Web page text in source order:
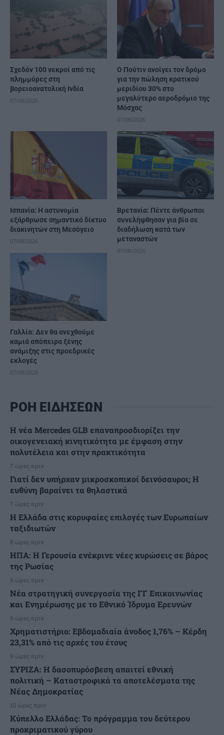
Σχεδόν 100 νεκροί από τις
πλημμύρες στη
βορειοανατολική Ινδία
07/08/2026
Ο Πούτιν ανοίγει τον δρόμο
για την πώληση κρατικού
μεριδίου 30% στο
μεγαλύτερο αεροδρόμιο της
Μόσχας
07/08/2026
Ισπανία: Η αστυνομία
εξάρθρωσε σημαντικό δίκτυο
διακινητών στη Μεσόγειο
07/08/2026
Βρετανία: Πέντε άνθρωποι
συνελήφθησαν για βία σε
διαδήλωση κατά των
μεταναστών
07/08/2026
Γαλλία: Δεν θα ανεχθούμε
καμιά απόπειρα ξένης
ανάμιξης στις προεδρικές
εκλογές
07/08/2026
ΡΟΗ ΕΙΔΗΣΕΩΝ
Η νέα Mercedes GLB επαναπροσδιορίζει την
οικογενειακή κινητικότητα με έμφαση στην
πολυτέλεια και στην πρακτικότητα
7 ώρες πριν
Γιατί δεν υπήρχαν μικροσκοπικοί δεινόσαυροι; Η
ευθύνη βαραίνει τα θηλαστικά
7 ώρες πριν
Η Ελλάδα στις κορυφαίες επιλογές των Ευρωπαίων
ταξιδιωτών
8 ώρες πριν
ΗΠΑ: Η Γερουσία ενέκρινε νέες κυρώσεις σε βάρος
της Ρωσίας
8 ώρες πριν
Νέα στρατηγική συνεργασία της ΓΓ Επικοινωνίας
και Ενημέρωσης με το Εθνικό Ίδρυμα Ερευνών
9 ώρες πριν
Χρηματιστήριο: Εβδομαδιαία άνοδος 1,76% – Κέρδη
23,31% από τις αρχές του έτους
9 ώρες πριν
ΣΥΡΙΖΑ: Η δασοπυρόσβεση απαιτεί εθνική
πολιτική – Καταστροφικά τα αποτελέσματα της
Νέας Δημοκρατίας
10 ώρες πριν
Κύπελλο Ελλάδας: Το πρόγραμμα του δεύτερου
προκριματικού γύρου